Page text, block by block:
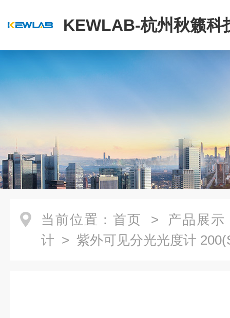
KEWLAB-杭州秋籁科
公司
当前位置： 首页 > 产品展示
计 > 紫外可见分光光度计